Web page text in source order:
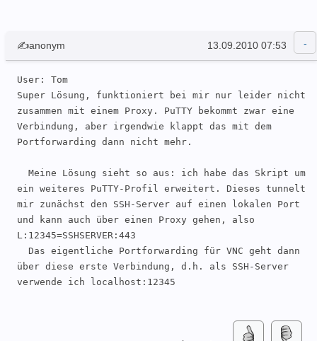
✍anonym 13.09.2010 07:53
User: Tom
Super Lösung, funktioniert bei mir nur leider nicht
zusammen mit einem Proxy. PuTTY bekommt zwar eine
Verbindung, aber irgendwie klappt das mit dem
Portforwarding dann nicht mehr.
ein weiteres PuTTY-Profil erweitert. Dieses tunnelt
mir zunächst den SSH-Server auf einen lokalen Port
und kann auch über einen Proxy gehen, also
L:12345=SSHSERVER:443
über diese erste Verbindung, d.h. als SSH-Server
verwende ich localhost:12345